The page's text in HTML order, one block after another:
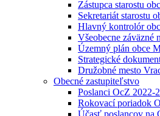
Zástupca starostu
Sekretariát starostu
Hlavný kontrolór
Všeobecne záväzné
Územný plán obce
Strategické
Družobné mesto
Obecné zastupiteľstvo
Poslanci OcZ 2022-
Rokovací poriadok
Účasť poslancov na